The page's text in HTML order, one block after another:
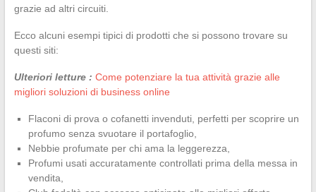
grazie ad altri circuiti.
Ecco alcuni esempi tipici di prodotti che si possono trovare su
questi siti:
Ulteriori letture : Come potenziare la tua attività grazie alle
migliori soluzioni di business online
Flaconi di prova o cofanetti invenduti, perfetti per scoprire un
profumo senza svuotare il portafoglio,
Nebbie profumate per chi ama la leggerezza,
Profumi usati accuratamente controllati prima della messa in
vendita,